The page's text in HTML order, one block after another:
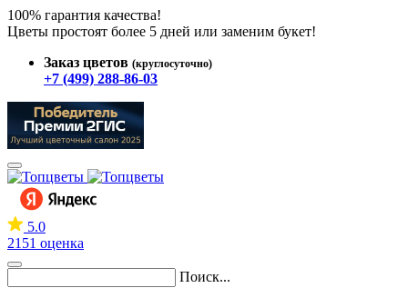
100% гарантия качества!
Цветы простоят более 5 дней или заменим букет!
Заказ цветов (круглосуточно)
+7 (499) 288-86-03
5.0
2151 оценка
Поиск...